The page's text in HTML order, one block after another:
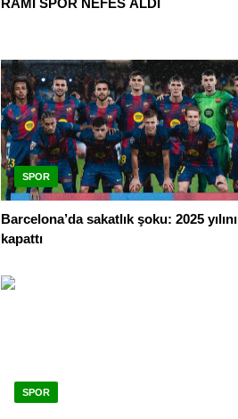
RAMİ SPOR NEFES ALDI
SPOR
Barcelona’da sakatlık şoku: 2025 yılını
kapattı
SPOR